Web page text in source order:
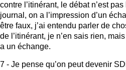
contre l’itinérant, le débat n’est
journal, on a l’impression d’un
être faux, j’ai entendu parler de
de l’itinérant, je n’en sais rien,
a un échange.
7 - Je pense qu’on peut devenir